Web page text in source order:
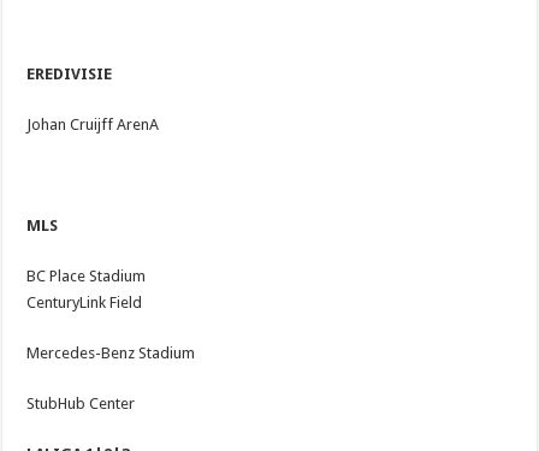
EREDIVISIE
Johan Cruijff ArenA
MLS
BC Place Stadium
CenturyLink Field
Mercedes-Benz Stadium
StubHub Center